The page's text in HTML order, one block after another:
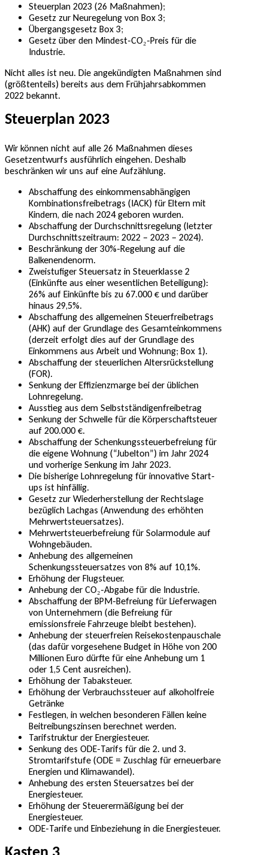
Steuerplan 2023 (26 Maßnahmen);
Gesetz zur Neuregelung von Box 3;
Übergangsgesetz Box 3;
Gesetz über den Mindest-CO₂-Preis für die
Industrie.
Nicht alles ist neu. Die angekündigten Maßnahmen sind
(größtenteils) bereits aus dem Frühjahrsabkommen
2022 bekannt.
Steuerplan 2023
Wir können nicht auf alle 26 Maßnahmen dieses
Gesetzentwurfs ausführlich eingehen. Deshalb
beschränken wir uns auf eine Aufzählung.
Abschaffung des einkommensabhängigen
Kombinationsfreibetrags (IACK) für Eltern mit
Kindern, die nach 2024 geboren wurden.
Abschaffung der Durchschnittsregelung (letzter
Durchschnittszeitraum: 2022 – 2023 – 2024).
Beschränkung der 30%-Regelung auf die
Balkenendenorm.
Zweistufiger Steuersatz in Steuerklasse 2
(Einkünfte aus einer wesentlichen Beteiligung):
26% auf Einkünfte bis zu 67.000 € und darüber
hinaus 29,5%.
Abschaffung des allgemeinen Steuerfreibetrags
(AHK) auf der Grundlage des Gesamteinkommens
(derzeit erfolgt dies auf der Grundlage des
Einkommens aus Arbeit und Wohnung; Box 1).
Abschaffung der steuerlichen Altersrückstellung
(FOR).
Senkung der Effizienzmarge bei der üblichen
Lohnregelung.
Ausstieg aus dem Selbstständigenfreibetrag
Senkung der Schwelle für die Körperschaftsteuer
auf 200.000 €.
Abschaffung der Schenkungssteuerbefreiung für
die eigene Wohnung (“Jubelton”) im Jahr 2024
und vorherige Senkung im Jahr 2023.
Die bisherige Lohnregelung für innovative Start-
ups ist hinfällig.
Gesetz zur Wiederherstellung der Rechtslage
bezüglich Lachgas (Anwendung des erhöhten
Mehrwertsteuersatzes).
Mehrwertsteuerbefreiung für Solarmodule auf
Wohngebäuden.
Anhebung des allgemeinen
Schenkungssteuersatzes von 8% auf 10,1%.
Erhöhung der Flugsteuer.
Anhebung der CO₂-Abgabe für die Industrie.
Abschaffung der BPM-Befreiung für Lieferwagen
von Unternehmern (die Befreiung für
emissionsfreie Fahrzeuge bleibt bestehen).
Anhebung der steuerfreien Reisekostenpauschale
(das dafür vorgesehene Budget in Höhe von 200
Millionen Euro dürfte für eine Anhebung um 1
oder 1,5 Cent ausreichen).
Erhöhung der Tabaksteuer.
Erhöhung der Verbrauchssteuer auf alkoholfreie
Getränke
Festlegen, in welchen besonderen Fällen keine
Beitreibungszinsen berechnet werden.
Tarifstruktur der Energiesteuer.
Senkung des ODE-Tarifs für die 2. und 3.
Stromtarifstufe (ODE = Zuschlag für erneuerbare
Energien und Klimawandel).
Anhebung des ersten Steuersatzes bei der
Energiesteuer.
Erhöhung der Steuerermäßigung bei der
Energiesteuer.
ODE-Tarife und Einbeziehung in die Energiesteuer.